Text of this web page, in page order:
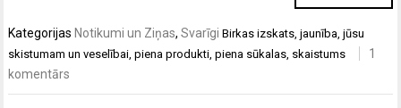
Kategorijas Notikumi un Ziņas,Svarīgi Birkasizskats,jaunība,jūsu
skistumam un veselībai,piena produkti,piena sūkalas, skaistums
1
komentārs